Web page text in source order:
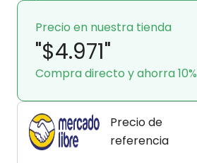
Precio en nuestra tienda
"$4.971"
Compra directo y ahorra 10%
Precio de
referencia